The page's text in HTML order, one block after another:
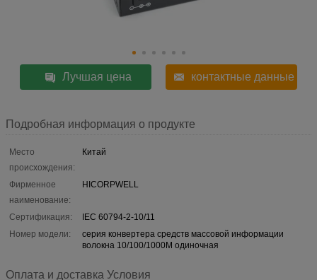
Лучшая цена контактные данные
Подробная информация о продукте
Место
происхождения:
Китай
Фирменное
наименование:
HICORPWELL
Сертификация:
IEC 60794-2-10/11
Номер модели:
серия конвертера средств массовой информации
волокна 10/100/1000М одиночная
Оплата и доставка Условия